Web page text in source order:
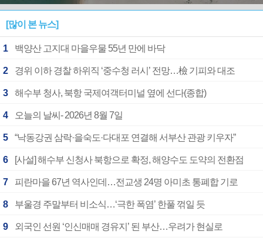
[많이 본 뉴스]
1 백양산 고지대 마을우물 55년 만에 바닥
2 경위 이하 경찰 하위직 ‘중수청 러시’ 전망…檢 기피와 대조
3 해수부 청사, 북항 국제여객터미널 옆에 선다(종합)
4 오늘의 날씨- 2026년 8월 7일
5 “낙동강권 삼락·을숙도·다대포 연결해 서부산 관광 키우자”
6 [사설] 해수부 신청사 북항으로 확정, 해양수도 도약의 전환점
7 피란마을 67년 역사인데…전교생 24명 아미초 통폐합 기로
8 부울경 주말부터 비소식…‘극한 폭염’ 한풀 꺾일 듯
9 외국인 선원 ‘인신매매 경유지’ 된 부산…우려가 현실로